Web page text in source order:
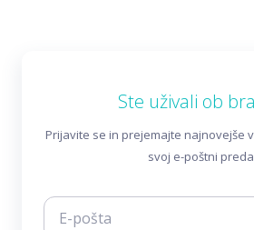
Ste uživali ob
Prijavite se in prejemajte najnovejše
svoj e-poštni